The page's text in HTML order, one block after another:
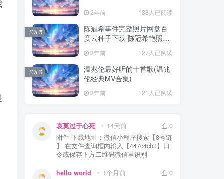
2年前 138人已阅读
陈冠希事件完整照片网盘百
度云种子下载 陈冠希艳照门
门全部图片观看
3年前 127人已阅读
TOP5
温兆伦最好听的十首歌(温兆
伦经典MV合集)
3年前 121人已阅读
TOP6
哀莫过于心死 14天前
0
附件 下载地址：微信小程序搜索【8号链
】 在文件查询框内输入【447c4cb3】口
令或保存下方二维码微信里识别
hello world 1个月前
0